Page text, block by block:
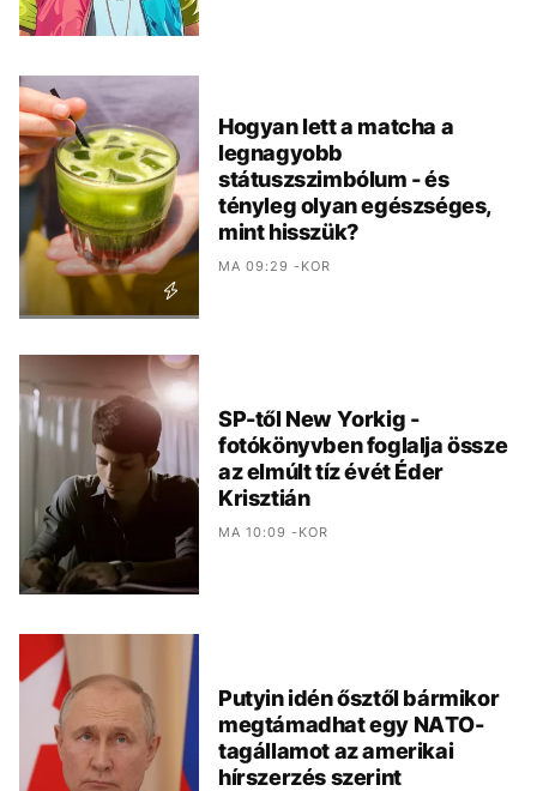
Hogyan lett a matcha a
legnagyobb
státuszszimbólum - és
tényleg olyan egészséges,
mint hisszük?
MA 09:29 -KOR
SP-től New Yorkig -
fotókönyvben foglalja össze
az elmúlt tíz évét Éder
Krisztián
MA 10:09 -KOR
Putyin idén ősztől bármikor
megtámadhat egy NATO-
tagállamot az amerikai
hírszerzés szerint